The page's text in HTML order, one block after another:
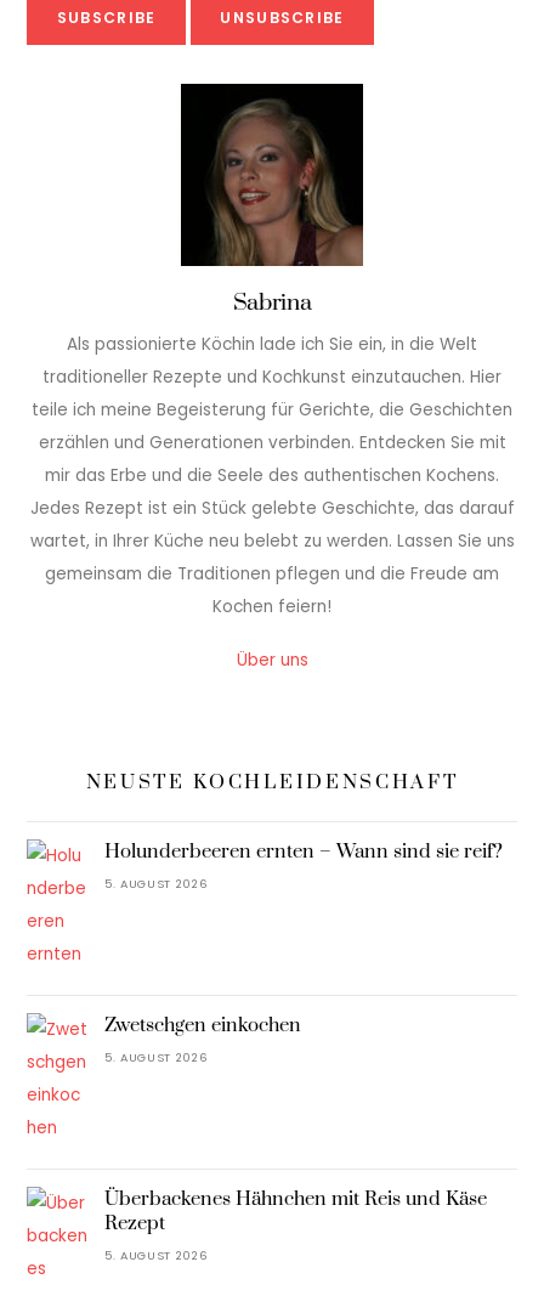
Sabrina
Als passionierte Köchin lade ich Sie ein, in die Welt
traditioneller Rezepte und Kochkunst einzutauchen. Hier
teile ich meine Begeisterung für Gerichte, die Geschichten
erzählen und Generationen verbinden. Entdecken Sie mit
mir das Erbe und die Seele des authentischen Kochens.
Jedes Rezept ist ein Stück gelebte Geschichte, das darauf
wartet, in Ihrer Küche neu belebt zu werden. Lassen Sie uns
gemeinsam die Traditionen pflegen und die Freude am
Kochen feiern!
Über uns
NEUSTE KOCHLEIDENSCHAFT
Holunderbeeren ernten – Wann sind sie reif?
5. AUGUST 2026
Zwetschgen einkochen
5. AUGUST 2026
Überbackenes Hähnchen mit Reis und Käse
Rezept
5. AUGUST 2026